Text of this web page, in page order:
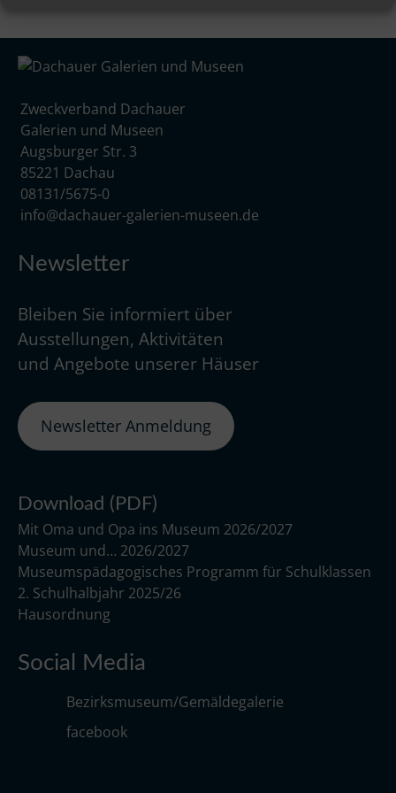
Zweckverband Dachauer
Galerien und Museen
Augsburger Str. 3
85221 Dachau
08131/5675-0
info@dachauer-galerien-museen.de
Newsletter
Bleiben Sie informiert über
Ausstellungen, Aktivitäten
und Angebote unserer Häuser
Newsletter Anmeldung
Download (PDF)
Mit Oma und Opa ins Museum 2026/2027
Museum und… 2026/2027
Museumspädagogisches Programm für Schulklassen
2. Schulhalbjahr 2025/26
Hausordnung
Social Media
Bezirksmuseum/Gemäldegalerie
facebook